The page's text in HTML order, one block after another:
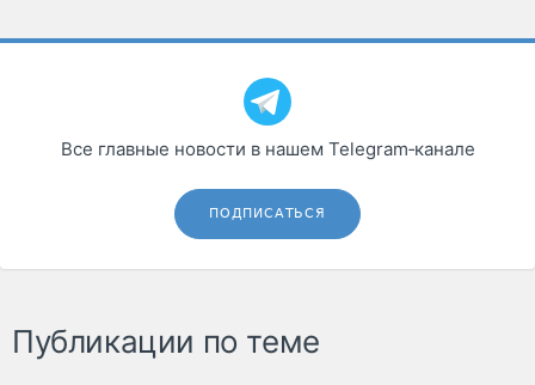
Все главные новости в нашем Telegram‑канале
ПОДПИСАТЬСЯ
Публикации по теме